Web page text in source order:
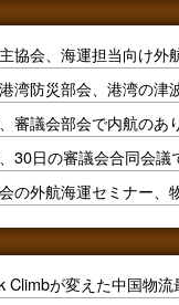
協会、海運担当向け外
湾防災部会、港湾の津
審議会部会で内航のあ
30日の審議会合同会議
の外航海運セミナー、
Climbが変えた中国物流